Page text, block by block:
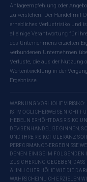
Anlageempfehlung oder
zu verstehen. Der Handel mit
erhebliches Verlustrisiko und
alleinige Verantwortung für
des Unternehmens erzielten
verbundenen Unternehmen
Verluste, die aus der Nutzung
Wertentwicklung in der
Ergebnisse.
WARNUNG VOR HOHEM RISIKO:
IST MÖGLICHERWEISE NICHT
HEBELN ERHÖHT DAS RISIKO
DEVISENHANDEL BEGINNEN,
UND IHRE RISIKOTOLERANZ
PERFORMANCE-ERGEBNISSE
DENEN EINIGE IM FOLGENDEN
ZUSICHERUNG GEGEBEN,
ÄHNLICHER HÖHE WIE DIE
WAHRSCHEINLICH ERZIELEN